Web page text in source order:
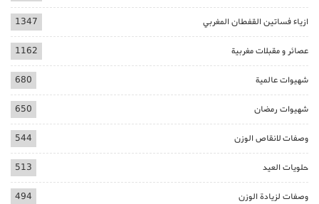
ازياء فساتين القفطان المغربي 1347
عصائر و مقبلات مغربية 1162
شهيوات عالمية 680
شهيوات رمضان 650
وصفات لانقاص الوزن 544
حلويات العيد 513
وصفات لزيادة الوزن 494